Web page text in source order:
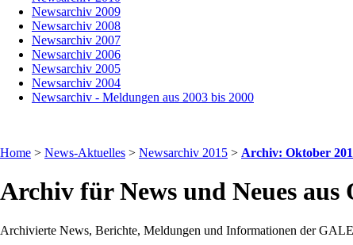
Newsarchiv 2009
Newsarchiv 2008
Newsarchiv 2007
Newsarchiv 2006
Newsarchiv 2005
Newsarchiv 2004
Newsarchiv - Meldungen aus 2003 bis 2000
Home > News-Aktuelles > Newsarchiv 2015 > Archiv: Oktober
Archiv für News und Neues aus
Archivierte News, Berichte, Meldungen und Informationen der